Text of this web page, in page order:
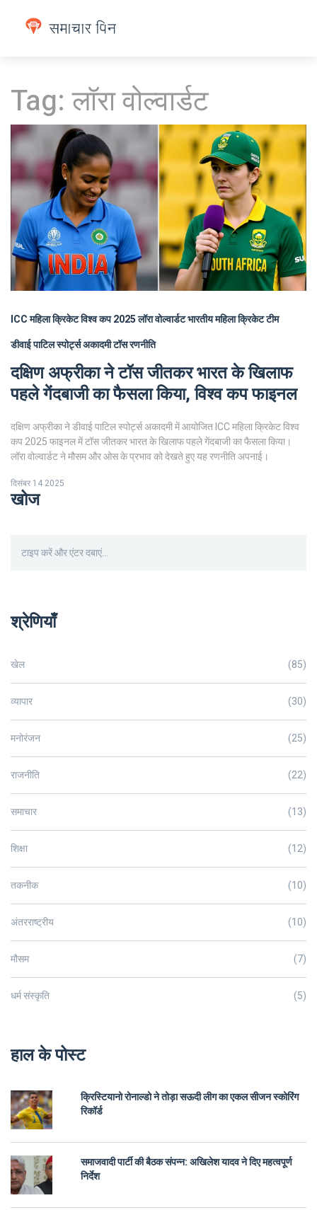
Tag: लॉरा वोल्वार्डट
ICC महिला क्रिकेट विश्व कप 2025लॉरा वोल्वार्डटभारतीय महिला क्रिकेट टीम
डीवाई पाटिल स्पोर्ट्स अकादमीटॉस रणनीति
दक्षिण अफ्रीका ने टॉस जीतकर भारत के खिलाफ
पहले गेंदबाजी का फैसला किया, विश्व कप फाइनल
दक्षिण अफ्रीका ने डीवाई पाटिल स्पोर्ट्स अकादमी में आयोजित ICC महिला क्रिकेट विश्व
कप 2025 फाइनल में टॉस जीतकर भारत के खिलाफ पहले गेंदबाजी का फैसला किया।
लॉरा वोल्वार्डट ने मौसम और ओस के प्रभाव को देखते हुए यह रणनीति अपनाई।
दिसंबर 14 2025
खोज
श्रेणियाँ
खेल (85)
व्यापार (30)
मनोरंजन (25)
राजनीति (22)
समाचार (13)
शिक्षा (12)
तकनीक (10)
अंतरराष्ट्रीय (10)
मौसम (7)
धर्म संस्कृति (5)
हाल के पोस्ट
क्रिस्टियानो रोनाल्डो ने तोड़ा सऊदी लीग का एकल सीजन स्कोरिंग
रिकॉर्ड
समाजवादी पार्टी की बैठक संपन्न: अखिलेश यादव ने दिए महत्वपूर्ण
निर्देश